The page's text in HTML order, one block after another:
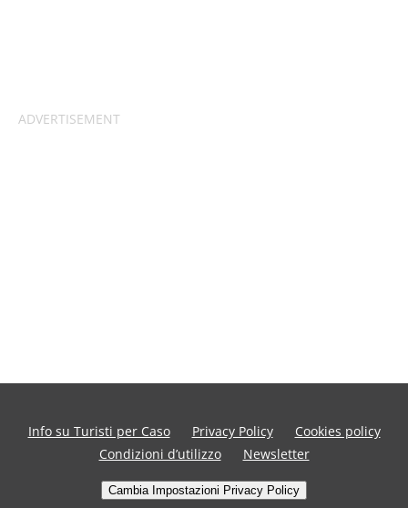
Info su Turisti per Caso Privacy Policy
Cookies policy
Condizioni d’utilizzo
Newsletter
Cambia Impostazioni Privacy Policy